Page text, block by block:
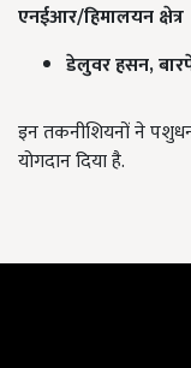
एनईआर/हिमालयन क्षेत्र
डेलुवर हसन,
इन तकनीशियनों ने
योगदान दिया है.